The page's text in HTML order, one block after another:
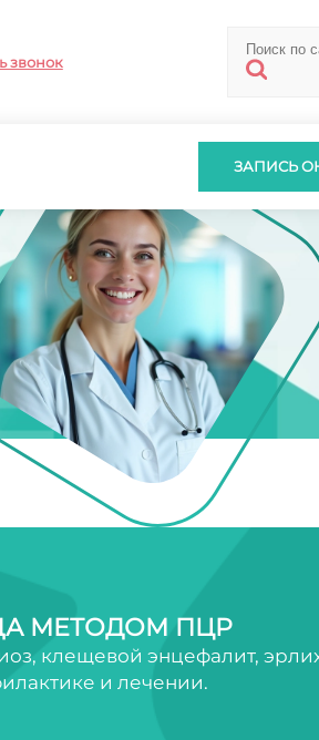
звонок
ЗАПИСЬ
МЕТОДОМ ПЦР
клещевой энцефалит,
и лечении.